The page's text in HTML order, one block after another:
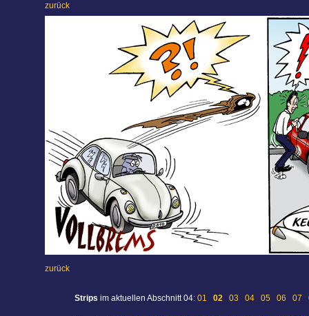
zurück
zurück
Strips im aktuellen Abschnitt 04: 01 02 03 04 05 06 07